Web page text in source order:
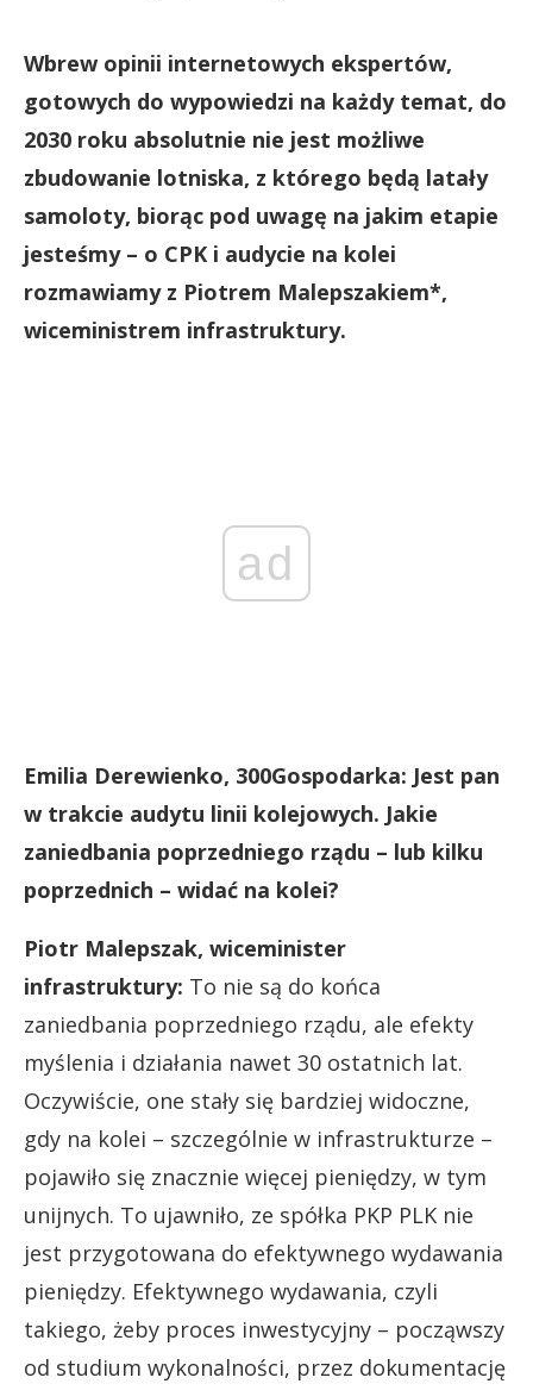
Wbrew opinii internetowych ekspertów,
gotowych do wypowiedzi na każdy temat, do
2030 roku absolutnie nie jest możliwe
zbudowanie lotniska, z którego będą latały
samoloty, biorąc pod uwagę na jakim etapie
jesteśmy – o CPK i audycie na kolei
rozmawiamy z Piotrem Malepszakiem*,
wiceministrem infrastruktury.
ad
Emilia Derewienko, 300Gospodarka: Jest pan
w trakcie audytu linii kolejowych. Jakie
zaniedbania poprzedniego rządu – lub kilku
poprzednich – widać na kolei?
Piotr Malepszak, wiceminister
infrastruktury: To nie są do końca
zaniedbania poprzedniego rządu, ale efekty
myślenia i działania nawet 30 ostatnich lat.
Oczywiście, one stały się bardziej widoczne,
gdy na kolei – szczególnie w infrastrukturze –
pojawiło się znacznie więcej pieniędzy, w tym
unijnych. To ujawniło, ze spółka PKP PLK nie
jest przygotowana do efektywnego wydawania
pieniędzy. Efektywnego wydawania, czyli
takiego, żeby proces inwestycyjny – począwszy
od studium wykonalności, przez dokumentację